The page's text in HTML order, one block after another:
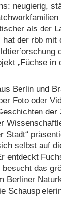
neugierig,
als der
der rbb mit
„Füchse in
Berlin und
Foto oder
der
Stadt“
selbst auf
entdeckt
besucht das
Berliner